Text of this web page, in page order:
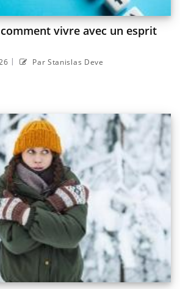
vivre avec un esprit
| Par Stanislas Deve